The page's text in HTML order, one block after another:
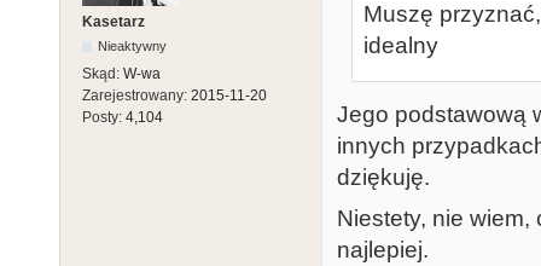
Kasetarz
Nieaktywny
Skąd: W-wa
Zarejestrowany: 2015-11-20
Posty: 4,104
Muszę
idealny
Jego podstawową
innych
dziękuję.
Niestety, nie wiem,
najlepiej.